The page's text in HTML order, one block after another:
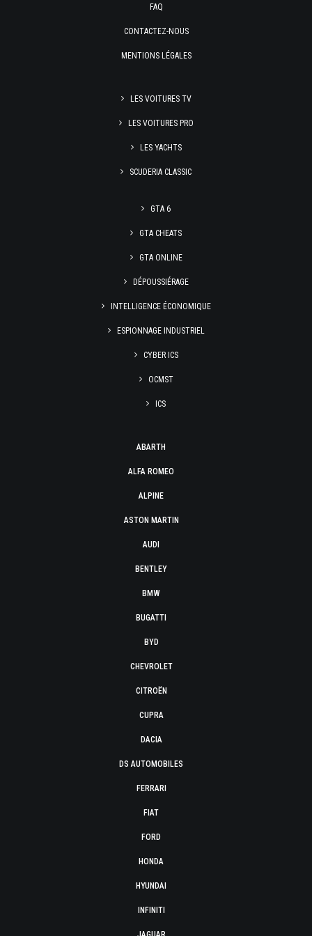
FAQ
CONTACTEZ-NOUS
MENTIONS LÉGALES
LES VOITURES TV
LES VOITURES PRO
LES YACHTS
SCUDERIA CLASSIC
GTA 6
GTA CHEATS
GTA ONLINE
DÉPOUSSIÉRAGE
INTELLIGENCE ÉCONOMIQUE
ESPIONNAGE INDUSTRIEL
CYBER ICS
OCMST
ICS
ABARTH
ALFA ROMEO
ALPINE
ASTON MARTIN
AUDI
BENTLEY
BMW
BUGATTI
BYD
CHEVROLET
CITROËN
CUPRA
DACIA
DS AUTOMOBILES
FERRARI
FIAT
FORD
HONDA
HYUNDAI
INFINITI